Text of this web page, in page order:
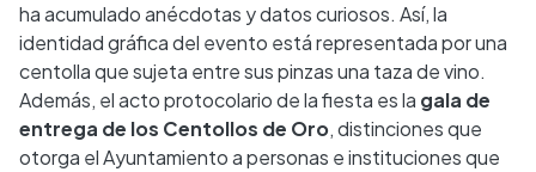
ha acumulado anécdotas y datos curiosos. Así, la
identidad gráfica del evento está representada por una
centolla que sujeta entre sus pinzas una taza de vino.
Además, el acto protocolario de la fiesta es la gala de
entrega de los Centollos de Oro, distinciones que
otorga el Ayuntamiento a personas e instituciones que